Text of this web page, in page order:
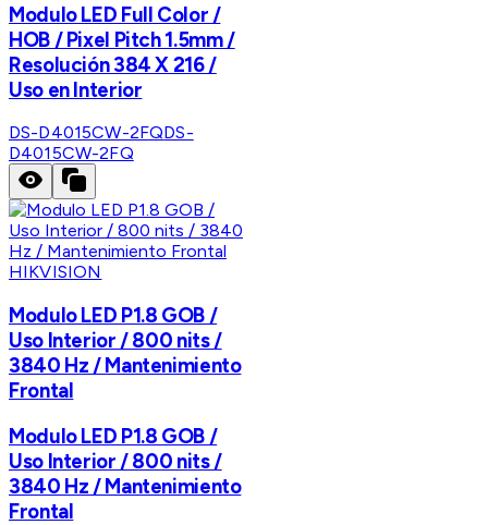
Modulo LED Full Color /
HOB / Pixel Pitch 1.5mm /
Resolución 384 X 216 /
Uso en Interior
DS-D4015CW-2FQDS-
D4015CW-2FQ
HIKVISION
Modulo LED P1.8 GOB /
Uso Interior / 800 nits /
3840 Hz / Mantenimiento
Frontal
Modulo LED P1.8 GOB /
Uso Interior / 800 nits /
3840 Hz / Mantenimiento
Frontal